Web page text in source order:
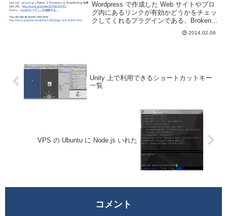
Wordpress で作成した Web サイトやブロ
グ内にあるリンクが有効かどうかをチェッ
クしてくれるプラグインである、Broken
Link Checker を紹介します。リンク押して
404 だったりしたら優しくないですが手動
2014.02.06
Unity 上で利用できるショートカットキー
一覧
VPS の Ubuntu に Node.js いれた
コメント